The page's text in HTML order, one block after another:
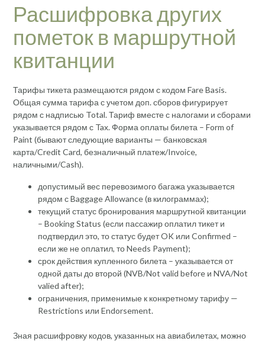
Расшифровка других
пометок в маршрутной
квитанции
Тарифы тикета размещаются рядом с кодом Fare Basis.
Общая сумма тарифа с учетом доп. сборов фигурирует
рядом с надписью Total. Тариф вместе с налогами и сборами
указывается рядом с Tax. Форма оплаты билета – Form of
Paint (бывают следующие варианты — банковская
карта/Credit Card, безналичный платеж/Invoice,
наличными/Cash).
допустимый вес перевозимого багажа указывается
рядом с Baggage Allowance (в килограммах);
текущий статус бронирования маршрутной квитанции
– Booking Status (если пассажир оплатил тикет и
подтвердил это, то статус будет OK или Confirmed –
если же не оплатил, то Needs Payment);
срок действия купленного билета – указывается от
одной даты до второй (NVB/Not valid before и NVA/Not
valied after);
ограничения, применимые к конкретному тарифу —
Restrictions или Endorsement.
Зная расшифровку кодов, указанных на авиабилетах, можно